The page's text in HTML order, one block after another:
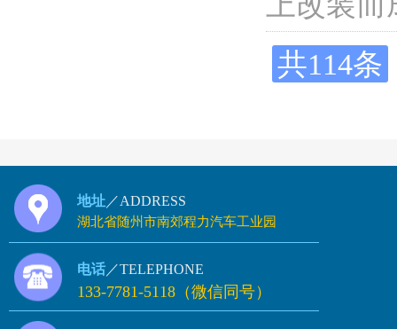
共114条
地址 ／ADDRESS
湖北省随州市南郊程力汽车工业园
电话 ／TELEPHONE
133-7781-5118（微信同号）